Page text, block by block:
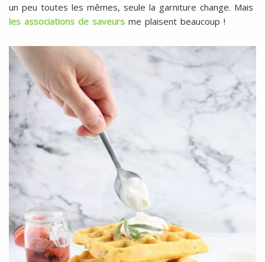
un peu toutes les mêmes, seule la garniture change. Mais
les associations de saveurs me plaisent beaucoup !